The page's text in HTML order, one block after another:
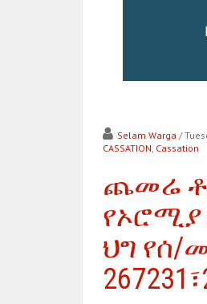
Selam Warga /
CASSATION, Cassation
ጨመሬ
ህግ የሰ/